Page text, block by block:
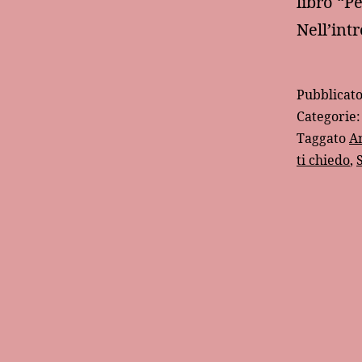
Pubblicato
Categorie:
Taggato
ti chiedo,